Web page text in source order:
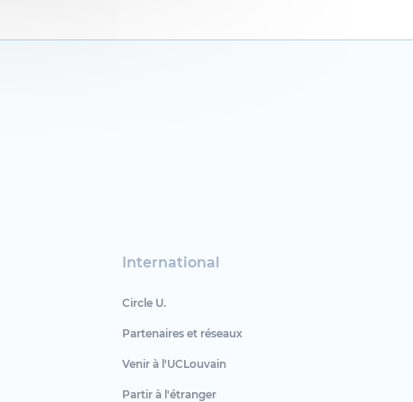
International
Circle U.
Partenaires et réseaux
Venir à l'UCLouvain
Partir à l'étranger